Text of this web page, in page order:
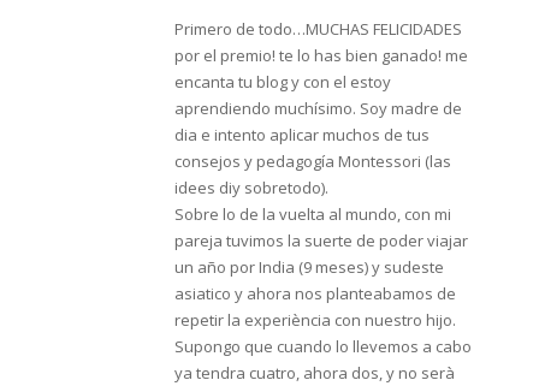
Primero de todo…MUCHAS FELICIDADES
por el premio! te lo has bien ganado! me
encanta tu blog y con el estoy
aprendiendo muchísimo. Soy madre de
dia e intento aplicar muchos de tus
consejos y pedagogía Montessori (las
idees diy sobretodo).
Sobre lo de la vuelta al mundo, con mi
pareja tuvimos la suerte de poder viajar
un año por India (9 meses) y sudeste
asiatico y ahora nos planteabamos de
repetir la experiència con nuestro hijo.
Supongo que cuando lo llevemos a cabo
ya tendra cuatro, ahora dos, y no serà